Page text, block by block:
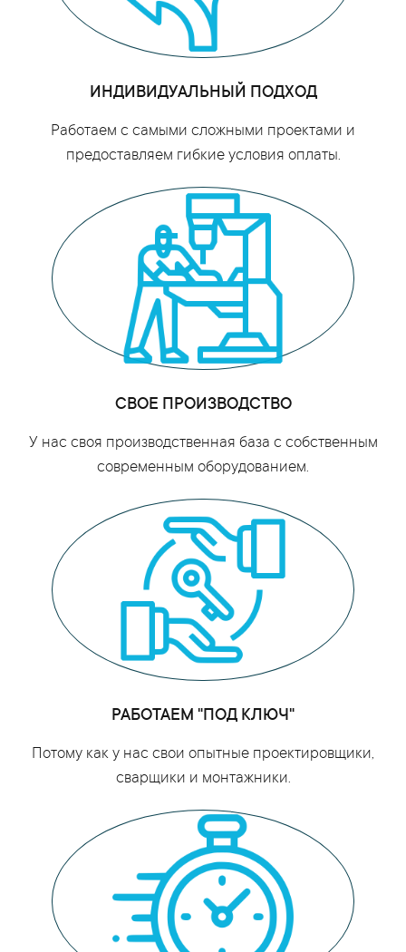
ИНДИВИДУАЛЬНЫЙ ПОДХОД
Работаем с самыми сложными проектами и
предоставляем гибкие условия оплаты.
СВОЕ ПРОИЗВОДСТВО
У нас своя производственная база с собственным
современным оборудованием.
РАБОТАЕМ "ПОД КЛЮЧ"
Потому как у нас свои опытные проектировщики,
сварщики и монтажники.